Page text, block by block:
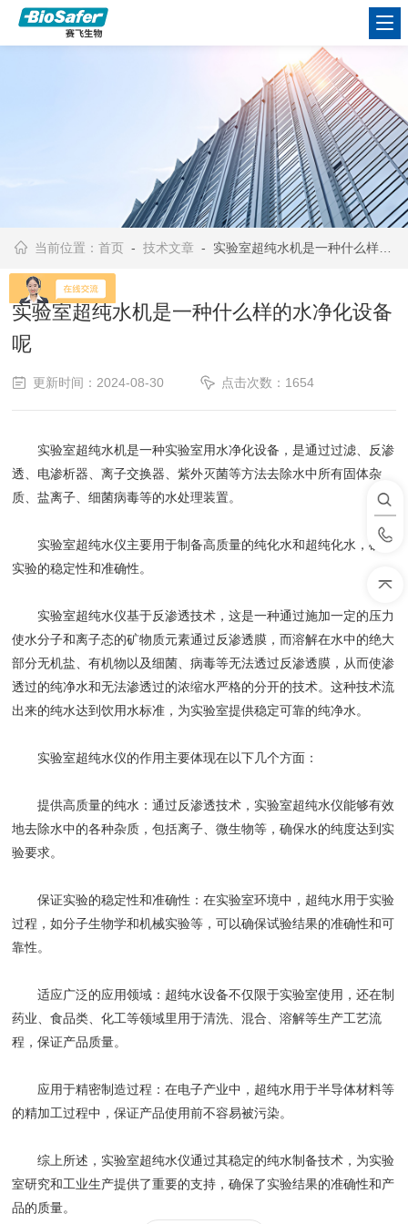
当前位置：首页 -技术文章 - 实验室超纯水机是一种什么样的水净化设备呢
实验室超纯水机是一种什么样的水净化设备
呢
更新时间：2024-08-30 点击次数：1654
实验室超纯水机是一种实验室用水净化设备，是通过过滤、反渗
透、电渗析器、离子交换器、紫外灭菌等方法去除水中所有固体杂
质、盐离子、细菌病毒等的水处理装置。
‌实验室超纯水仪主要用于制备高质量的纯化水和超纯化水，确保
实验的稳定性和准确性。‌
实验室超纯水仪基于反渗透技术，这是一种通过施加一定的压力
使水分子和离子态的矿物质元素通过反渗透膜，而溶解在水中的绝大
部分无机盐、有机物以及细菌、病毒等无法透过反渗透膜，从而使渗
透过的纯净水和无法渗透过的浓缩水严格的分开的技术。这种技术流
出来的纯水达到饮用水标准，为实验室提供稳定可靠的纯净水。
实验室超纯水仪的作用主要体现在以下几个方面：
‌提供高质量的纯水‌：通过反渗透技术，实验室超纯水仪能够有效
地去除水中的各种杂质，包括离子、微生物等，确保水的纯度达到实
验要求。
保证实验的稳定性和准确性‌：在实验室环境中，超纯水用于实验
过程，如分子生物学和机械实验等，可以确保试验结果的准确性和可
靠性。
适应广泛的应用领域‌：超纯水设备不仅限于实验室使用，还在制
药业、食品类、化工等领域里用于清洗、混合、溶解等生产工艺流
程，保证产品质量。
应用于精密制造过程‌：在电子产业中，超纯水用于半导体材料等
的精加工过程中，保证产品使用前不容易被污染。
综上所述，实验室超纯水仪通过其稳定的纯水制备技术，为实验
室研究和工业生产提供了重要的支持，确保了实验结果的准确性和产
品的质量‌。